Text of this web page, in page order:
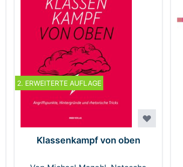
2. ERWEITERTE AUFLAGE
Klassenkampf von oben